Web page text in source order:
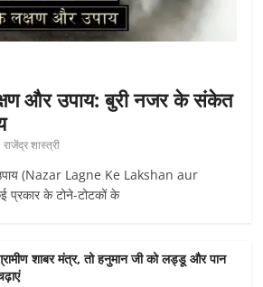
और उपाय: बुरी नजर के संकेत
राजेंद्र शास्त्री
(Nazar Lagne Ke Lakshan aur
प्रकार के टोने-टोटकों के
शाबर मंत्र, तो हनुमान जी को लड्डू और पान